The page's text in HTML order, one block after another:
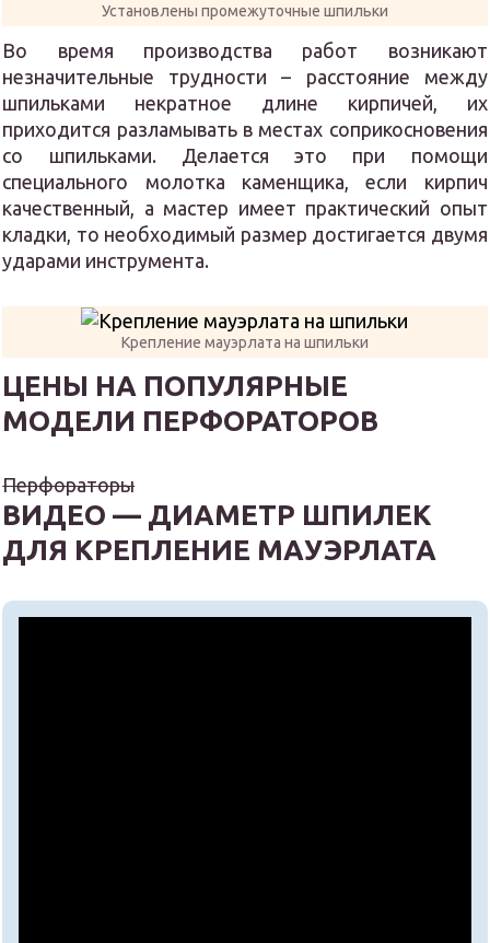
Установлены промежуточные шпильки
Во время производства работ возникают
незначительные трудности – расстояние между
шпильками некратное длине кирпичей, их
приходится разламывать в местах соприкосновения
со шпильками. Делается это при помощи
специального молотка каменщика, если кирпич
качественный, а мастер имеет практический опыт
кладки, то необходимый размер достигается двумя
ударами инструмента.
Крепление мауэрлата на шпильки
ЦЕНЫ НА ПОПУЛЯРНЫЕ
МОДЕЛИ ПЕРФОРАТОРОВ
Перфораторы
ВИДЕО — ДИАМЕТР ШПИЛЕК
ДЛЯ КРЕПЛЕНИЕ МАУЭРЛАТА